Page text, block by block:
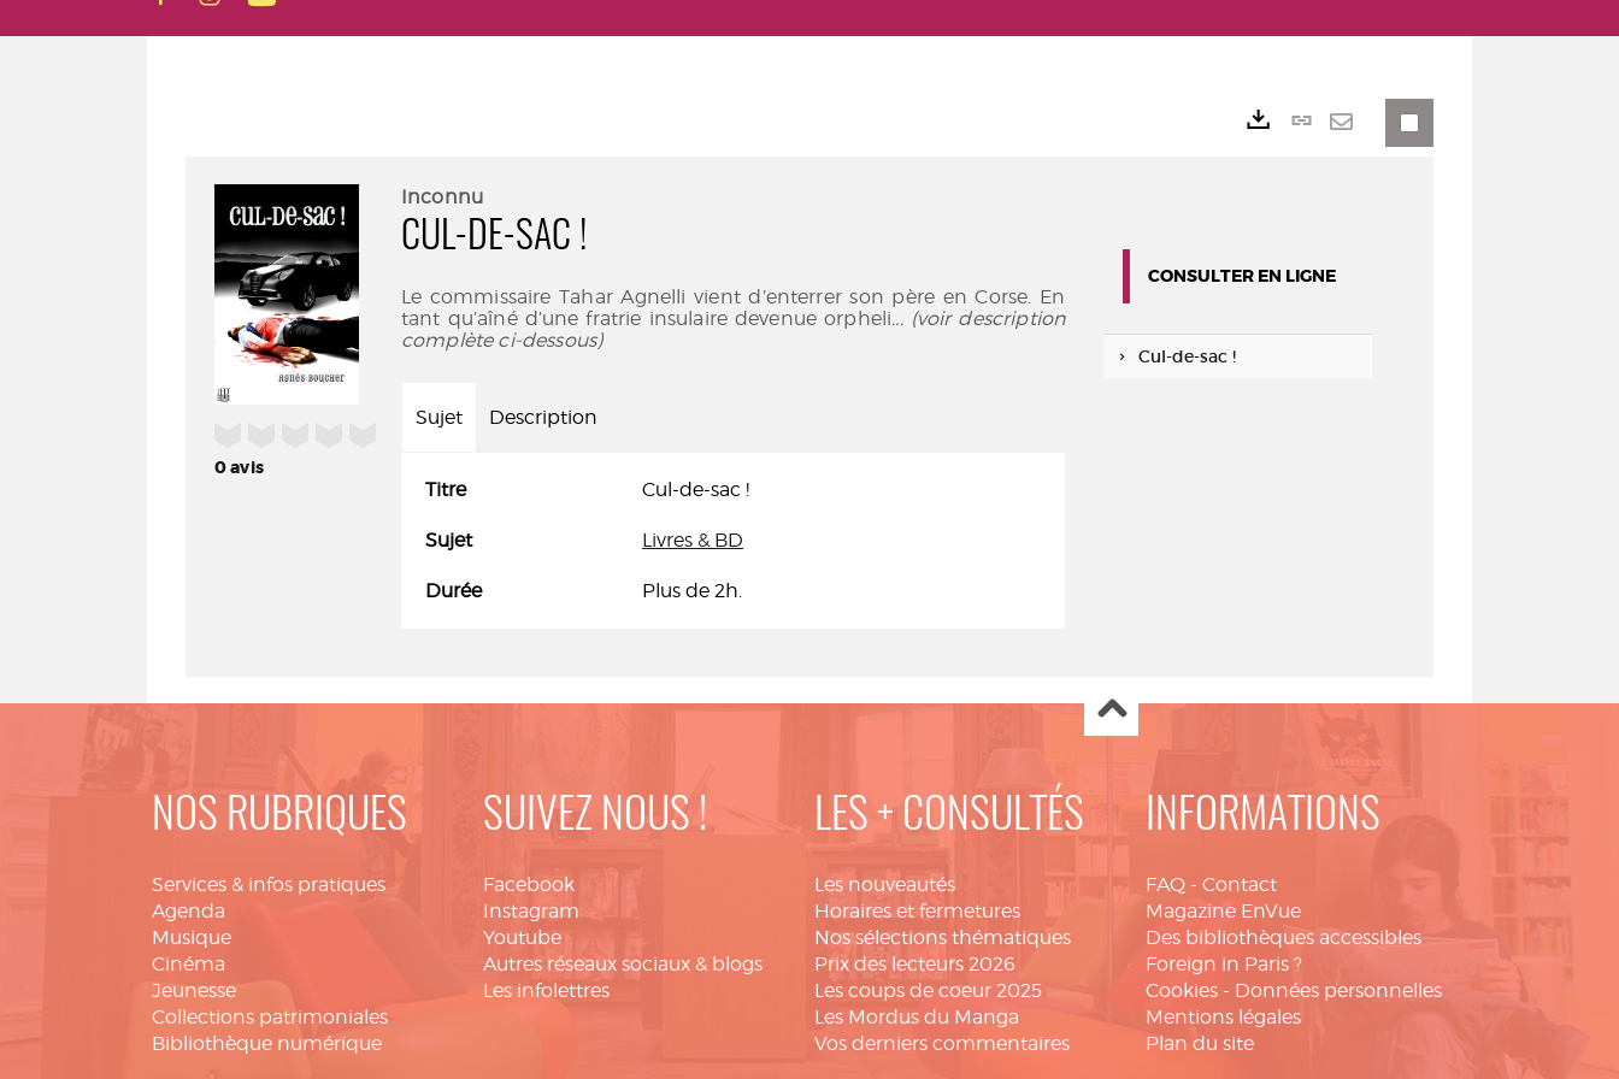
0avis
Inconnu
CUL-DE-SAC !
Le commissaire Tahar Agnelli vient d’enterrer son père en Corse. En
tant qu’aîné d’une fratrie insulaire devenue orpheli... (voir description
complète ci-dessous)
Sujet Description
Titre Cul-de-sac !
Sujet Livres & BD
Durée Plus de 2h.
Lien
CONSULTER EN LIGNE
Cul-de-sac !
NOS RUBRIQUES
Services & infos pratiques
Agenda
Musique
Cinéma
Jeunesse
Collections patrimoniales
Bibliothèque numérique
SUIVEZ NOUS !
Facebook
Instagram
Youtube
Autres réseaux sociaux & blogs
Les infolettres
LES + CONSULTÉS
Les nouveautés
Horaires et fermetures
Nos sélections thématiques
Prix des lecteurs 2026
Les coups de coeur 2025
Les Mordus du Manga
Vos derniers commentaires
INFORMATIONS
FAQ - Contact
Magazine EnVue
Des bibliothèques accessibles
Foreign in Paris ?
Cookies - Données personnelles
Mentions légales
Plan du site